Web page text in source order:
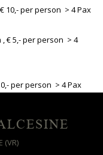
€ 10,- per person > 4 Pax
, € 5,- per person > 4
per person > 4 Pax
(VR)